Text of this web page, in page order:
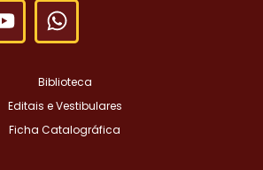
Biblioteca
Editais e Vestibulares
Ficha Catalográfica